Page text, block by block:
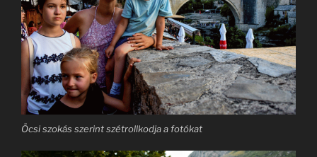
Öcsi szokás szerint szétrollkodja a fotókat